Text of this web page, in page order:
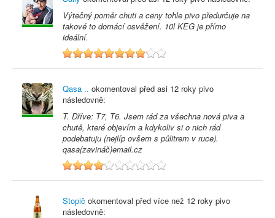
Výtečný poměr chuti a ceny tohle pivo předurčuje na
takové to domácí osvěžení. 10l KEG je přímo
ideální.
8
Qasa .. okomentoval před asi 12 roky pivo
následovně:
T. Dříve: T7, T6. Jsem rád za všechna nová piva a
chutě, které objevím a kdykoliv si o nich rád
podebatuju (nejlíp ovšem s půlitrem v ruce).
qasa(zavináč)email.cz
4
Stopič okomentoval před více než 12 roky pivo
následovně: